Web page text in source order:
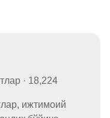
· 18,224
ижтимоий